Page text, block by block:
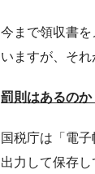
今まで領収書
いますが、それ
罰則はあるのか
国税庁は「電
出力して保存